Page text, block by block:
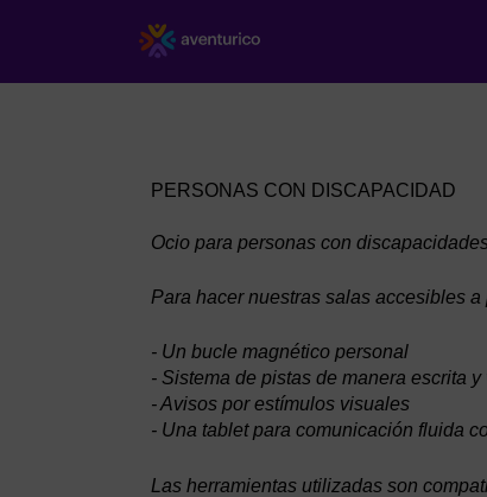
Ocio para personas con
Para hacer nuestras salas accesibles
- Un bucle magnético personal
- Sistema de pistas de manera escrita y
- Avisos por estímulos visuales
- Una tablet para comunicación fluida
Las herramientas utilizadas son